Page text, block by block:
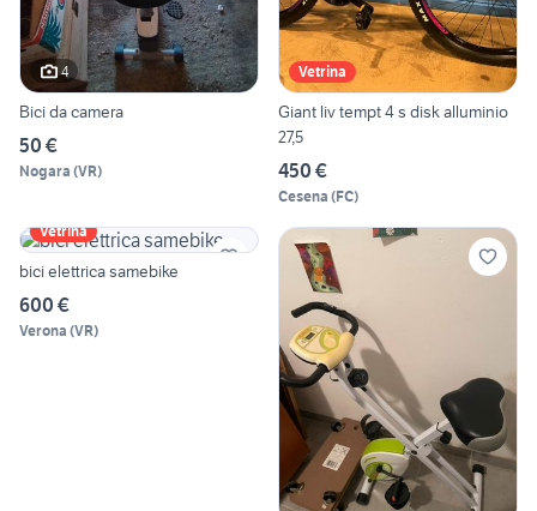
4
Bici da camera
50 €
Nogara (VR)
Vetrina
Giant liv tempt 4 s disk alluminio
27,5
450 €
Cesena (FC)
Vetrina
bici elettrica samebike
600 €
Verona (VR)